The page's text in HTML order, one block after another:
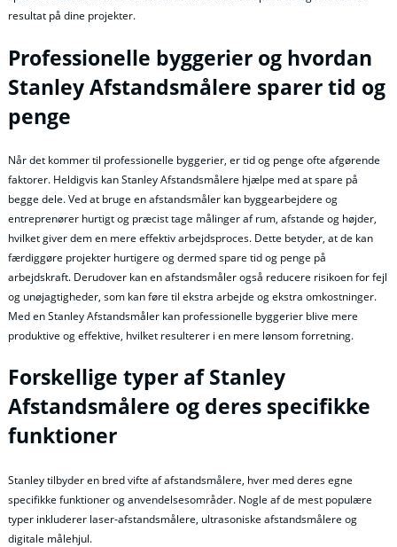
resultat på dine projekter.
Professionelle byggerier og hvordan
Stanley Afstandsmålere sparer tid og
penge
Når det kommer til professionelle byggerier, er tid og penge ofte afgørende
faktorer. Heldigvis kan Stanley Afstandsmålere hjælpe med at spare på
begge dele. Ved at bruge en afstandsmåler kan byggearbejdere og
entreprenører hurtigt og præcist tage målinger af rum, afstande og højder,
hvilket giver dem en mere effektiv arbejdsproces. Dette betyder, at de kan
færdiggøre projekter hurtigere og dermed spare tid og penge på
arbejdskraft. Derudover kan en afstandsmåler også reducere risikoen for fejl
og unøjagtigheder, som kan føre til ekstra arbejde og ekstra omkostninger.
Med en Stanley Afstandsmåler kan professionelle byggerier blive mere
produktive og effektive, hvilket resulterer i en mere lønsom forretning.
Forskellige typer af Stanley
Afstandsmålere og deres specifikke
funktioner
Stanley tilbyder en bred vifte af afstandsmålere, hver med deres egne
specifikke funktioner og anvendelsesområder. Nogle af de mest populære
typer inkluderer laser-afstandsmålere, ultrasoniske afstandsmålere og
digitale målehjul.